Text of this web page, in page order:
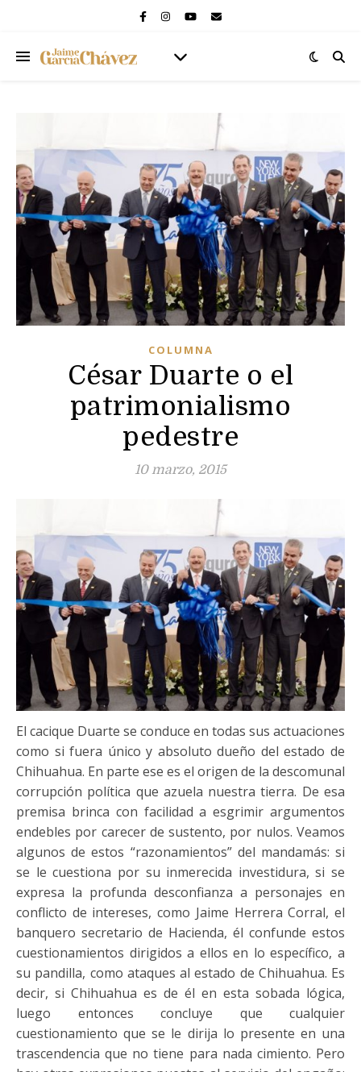
COLUMNA
César Duarte o el
patrimonialismo
pedestre
10 marzo, 2015
El cacique Duarte se conduce en todas sus actuaciones
como si fuera único y absoluto dueño del estado de
Chihuahua. En parte ese es el origen de la descomunal
corrupción política que azuela nuestra tierra. De esa
premisa brinca con facilidad a esgrimir argumentos
endebles por carecer de sustento, por nulos. Veamos
algunos de estos “razonamientos” del mandamás: si
se le cuestiona por su inmerecida investidura, si se
expresa la profunda desconfianza a personajes en
conflicto de intereses, como Jaime Herrera Corral, el
banquero secretario de Hacienda, él confunde estos
cuestionamientos dirigidos a ellos en lo específico, a
su pandilla, como ataques al estado de Chihuahua. Es
decir, si Chihuahua es de él en esta sobada lógica,
luego entonces concluye que cualquier
cuestionamiento que se le dirija lo presente en una
trascendencia que no tiene para nada cimiento. Pero